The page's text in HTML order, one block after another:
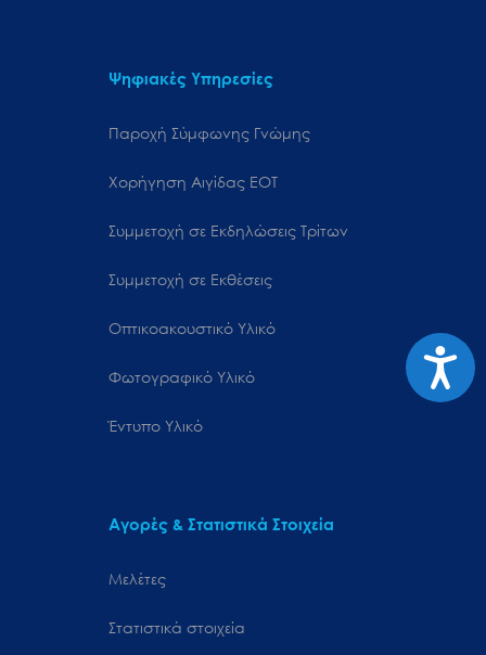
Ψηφιακές Υπηρεσίες
Παροχή Σύμφωνης Γνώμης
Χορήγηση Αιγίδας ΕΟΤ
Συμμετοχή σε Εκδηλώσεις Τρίτων
Συμμετοχή σε Εκθέσεις
Οπτικοακουστικό Υλικό
Φωτογραφικό Υλικό
Έντυπο Υλικό
Αγορές & Στατιστικά Στοιχεία
Μελέτες
Στατιστικά στοιχεία